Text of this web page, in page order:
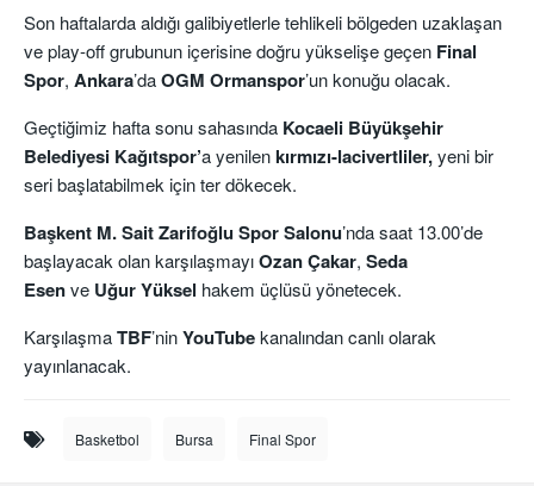
Son haftalarda aldığı galibiyetlerle tehlikeli bölgeden uzaklaşan
ve play-off grubunun içerisine doğru yükselişe geçen Final
Spor, Ankara’daOGM Ormanspor’un konuğu olacak.
Geçtiğimiz hafta sonu sahasında Kocaeli Büyükşehir
Belediyesi Kağıtspor’a yenilenkırmızı-lacivertliler,yeni bir
seri başlatabilmek için ter dökecek.
Başkent M. Sait Zarifoğlu Spor Salonu’nda saat 13.00’de
başlayacak olan karşılaşmayıOzan Çakar, Seda
Esenve Uğur Yüksel hakem üçlüsü yönetecek.
KarşılaşmaTBF’ninYouTubekanalından canlı olarak
yayınlanacak.
Basketbol Bursa Final Spor